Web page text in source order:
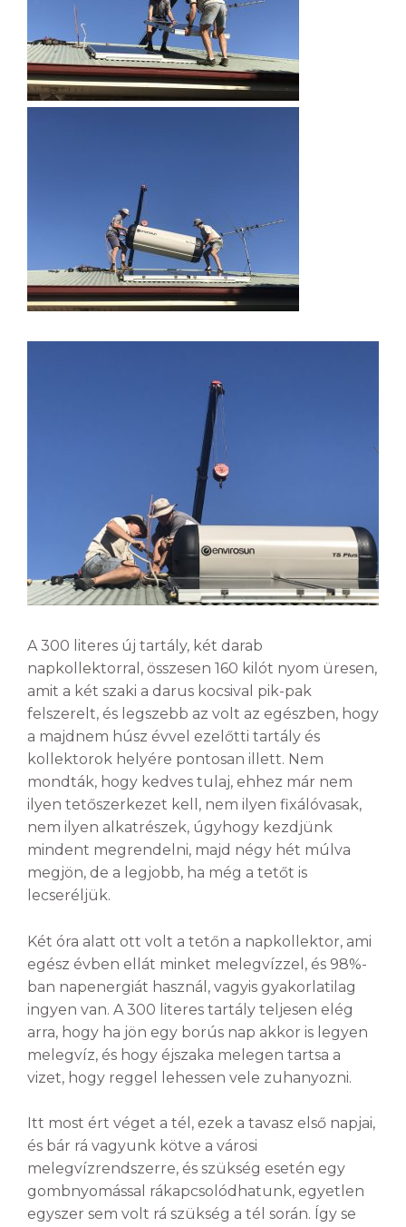
A 300 literes új tartály, két darab
napkollektorral, összesen 160 kilót nyom üresen,
amit a két szaki a darus kocsival pik-pak
felszerelt, és legszebb az volt az egészben, hogy
a majdnem húsz évvel ezelőtti tartály és
kollektorok helyére pontosan illett. Nem
mondták, hogy kedves tulaj, ehhez már nem
ilyen tetőszerkezet kell, nem ilyen fixálóvasak,
nem ilyen alkatrészek, úgyhogy kezdjünk
mindent megrendelni, majd négy hét múlva
megjön, de a legjobb, ha még a tetőt is
lecseréljük.
Két óra alatt ott volt a tetőn a napkollektor, ami
egész évben ellát minket melegvízzel, és 98%-
ban napenergiát használ, vagyis gyakorlatilag
ingyen van. A 300 literes tartály teljesen elég
arra, hogy ha jön egy borús nap akkor is legyen
melegvíz, és hogy éjszaka melegen tartsa a
vizet, hogy reggel lehessen vele zuhanyozni.
Itt most ért véget a tél, ezek a tavasz első napjai,
és bár rá vagyunk kötve a városi
melegvízrendszerre, és szükség esetén egy
gombnyomással rákapcsolódhatunk, egyetlen
egyszer sem volt rá szükség a tél során. Így se